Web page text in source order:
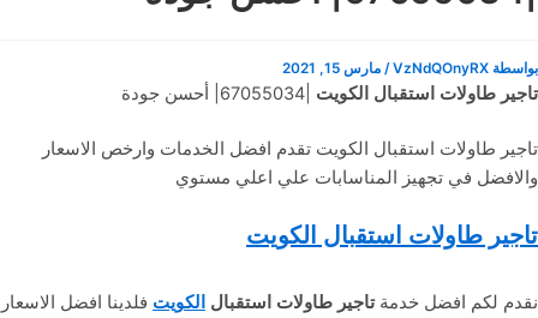
بواسطة VzNdQOnyRX
/ مارس 15, 2021
تاجير طاولات استقبال الكويت
تاجير طاولات استقبال الكويت تقدم افضل الخدمات وارخص الاسعار
والافضل في تجهيز المناسابات علي اعلي مستوي
تاجير طاولات استقبال الكويت
نقدم لكم افضل خدمةتاجير طاولات استقبال الكويت فلدينا افضل الاسعار